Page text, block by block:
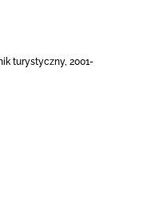
turystyczny, 2001-